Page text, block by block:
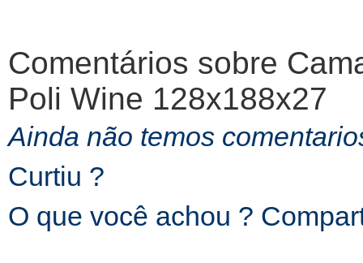
Comentários sobre
Poli Wine 128x188x27
Ainda não temos
Curtiu ?
O que você achou ?